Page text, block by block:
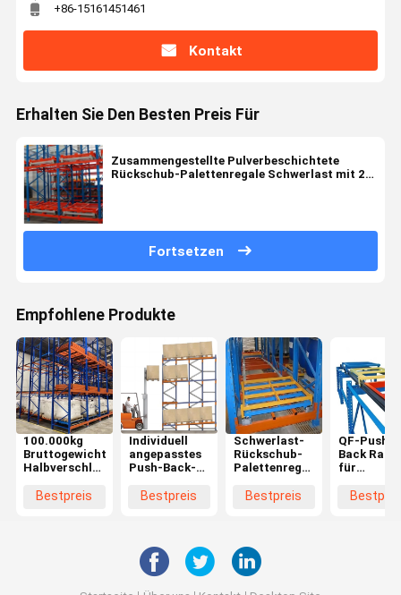
+86-15161451461
Kontakt
Erhalten Sie Den Besten Preis Für
Zusammengestellte Pulverbeschichtete
Rückschub-Palettenregale Schwerlast mit 2-
Fortsetzen
Empfohlene Produkte
100.000kg
Bruttogewicht
Halbverschlossenes
Palettenregal
Bestpreis
Individuell
angepasstes
Push-Back-
für
60.000kg
Bestpreis
Schwerlast-
Rückschub-
Palettenregal
Lagerhöhe 5-
Bestpreis
QF-Push-
Back
für
Selektive